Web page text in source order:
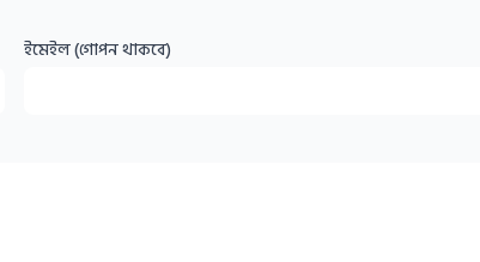
ইমেইল (গোপন থাকবে)